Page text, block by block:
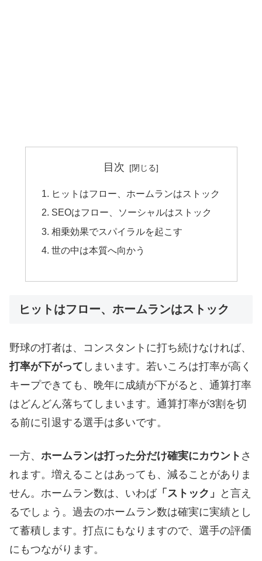
目次
ヒットはフロー、ホームランはストック
SEOはフロー、ソーシャルはストック
相乗効果でスパイラルを起こす
世の中は本質へ向かう
ヒットはフロー、ホームランはストック
野球の打者は、コンスタントに打ち続けなければ、
打率が下がって しまいます。若いころは打率が高く
キープできても、晩年に成績が下がると、通算打率
はどんどん落ちてしまいます。通算打率が3割を切
る前に引退する選手は多いです。
一方、 ホームランは打った分だけ確実にカウント さ
れます。増えることはあっても、減ることがありま
せん。ホームラン数は、いわば「ストック」
と言え
るでしょう。過去のホームラン数は確実に実績とし
て蓄積します。打点にもなりますので、選手の評価
にもつながります。